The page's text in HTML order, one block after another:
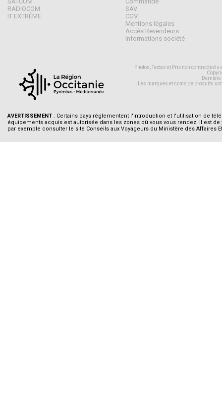
RADIOCOM
IT EXTRÊME
SAV
CGV
Mentions légales
Accès Revendeurs
Informations société
Photos, Textes et Prix non
Les marques et noms de produits
AVERTISSEMENT : Certains pays règlementent l'introduction et l'utilisation de
équipements acquis est autorisée dans les zones où vous vous rendez. Il est de
par exemple consulter le site Conseils aux Voyageurs du Ministère des Affaires